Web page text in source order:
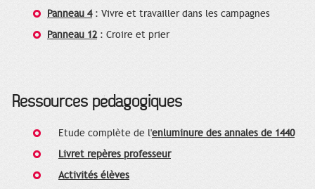
Panneau 4: Vivre et travailler dans les campagnes
Panneau 12: Croire et prier
Ressources pédagogiques
Etude complète de l'enluminure des annales de 1440
Livret repères professeur
Activités élèves